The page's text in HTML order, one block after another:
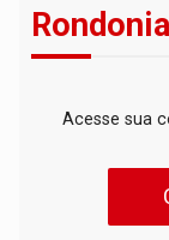
Acesse sua